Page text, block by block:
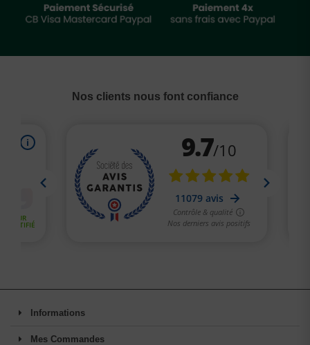
Nos clients nous font confiance
Informations
Mes Commandes